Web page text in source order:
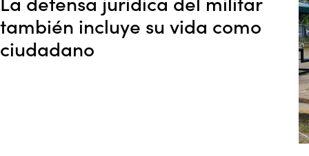
también incluye su vida como
ciudadano